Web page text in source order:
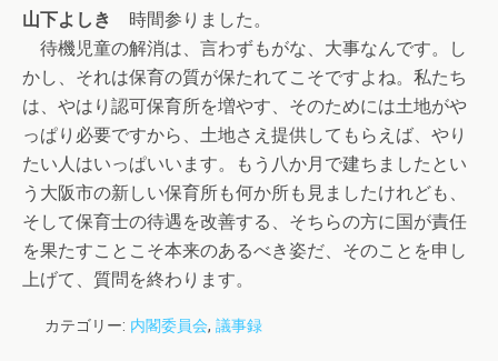
山下よしき
時間参りました。
待機児童の解消は、言わずもがな、大事なんです。し
かし、それは保育の質が保たれてこそですよね。私たち
は、やはり認可保育所を増やす、そのためには土地がや
っぱり必要ですから、土地さえ提供してもらえば、やり
たい人はいっぱいいます。もう八か月で建ちましたとい
う大阪市の新しい保育所も何か所も見ましたけれども、
そして保育士の待遇を改善する、そちらの方に国が責任
を果たすことこそ本来のあるべき姿だ、そのことを申し
上げて、質問を終わります。
カテゴリー: 内閣委員会, 議事録